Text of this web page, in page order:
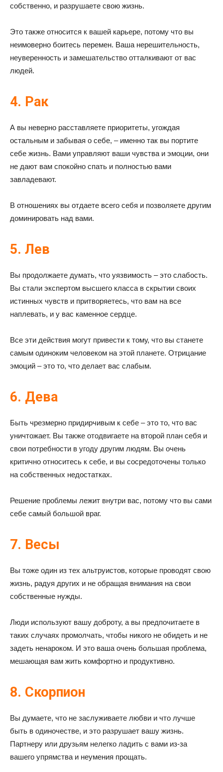
собственно, и разрушаете свою жизнь.
Это также относится к вашей карьере, потому что вы
неимоверно боитесь перемен. Ваша нерешительность,
неуверенность и замешательство отталкивают от вас
людей.
4. Рак
А вы неверно расставляете приоритеты, угождая
остальным и забывая о себе, – именно так вы портите
себе жизнь. Вами управляют ваши чувства и эмоции, они
не дают вам спокойно спать и полностью вами
завладевают.
В отношениях вы отдаете всего себя и позволяете другим
доминировать над вами.
5. Лев
Вы продолжаете думать, что уязвимость – это слабость.
Вы стали экспертом высшего класса в скрытии своих
истинных чувств и притворяетесь, что вам на все
наплевать, и у вас каменное сердце.
Все эти действия могут привести к тому, что вы станете
самым одиноким человеком на этой планете. Отрицание
эмоций – это то, что делает вас слабым.
6. Дева
Быть чрезмерно придирчивым к себе – это то, что вас
уничтожает. Вы также отодвигаете на второй план себя и
свои потребности в угоду другим людям. Вы очень
критично относитесь к себе, и вы сосредоточены только
на собственных недостатках.
Решение проблемы лежит внутри вас, потому что вы сами
себе самый большой враг.
7. Весы
Вы тоже один из тех альтруистов, которые проводят свою
жизнь, радуя других и не обращая внимания на свои
собственные нужды.
Люди используют вашу доброту, а вы предпочитаете в
таких случаях промолчать, чтобы никого не обидеть и не
задеть ненароком. И это ваша очень большая проблема,
мешающая вам жить комфортно и продуктивно.
8. Скорпион
Вы думаете, что не заслуживаете любви и что лучше
быть в одиночестве, и это разрушает вашу жизнь.
Партнеру или друзьям нелегко ладить с вами из-за
вашего упрямства и неумения прощать.